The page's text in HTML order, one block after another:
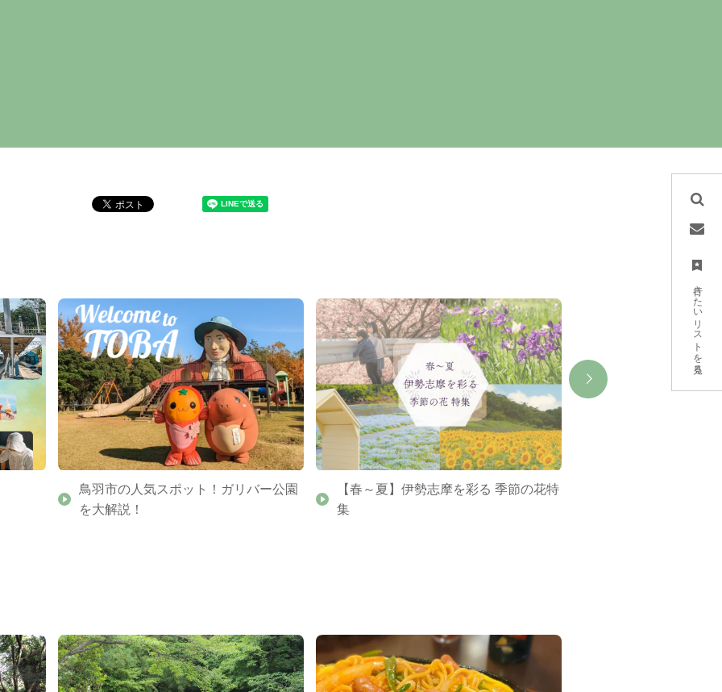
行きたいリストを見る
鳥羽市の人気スポット！ガリバー公園
を大解説！
【春～夏】伊勢志摩を彩る 季節の花特
集